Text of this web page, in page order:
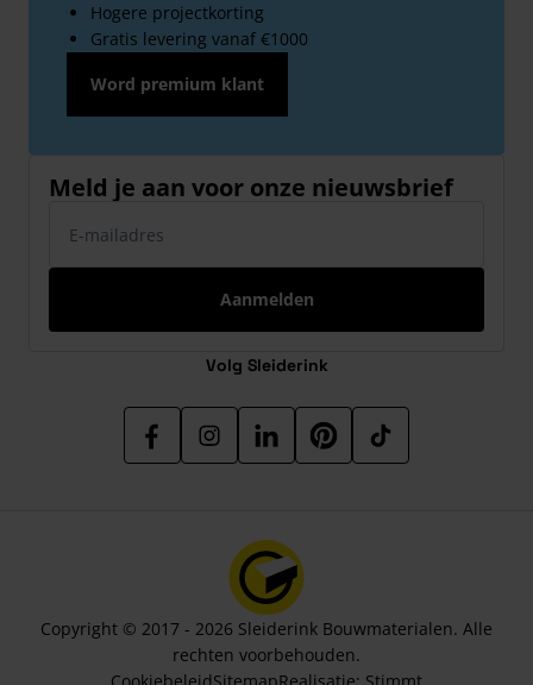
Hogere projectkorting
Gratis levering vanaf €1000
Word premium klant
Meld je aan voor onze nieuwsbrief
Aanmelden
Volg Sleiderink
Copyright © 2017 - 2026 Sleiderink Bouwmaterialen. Alle
rechten voorbehouden.
CookiebeleidSitemapRealisatie: Stimmt